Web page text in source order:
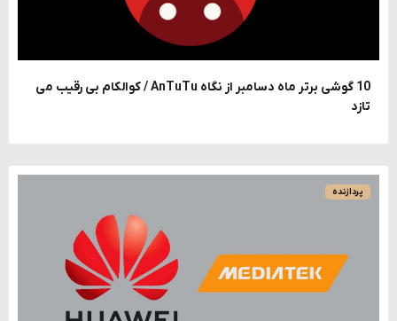
10 گوشی برتر ماه دسامبر از نگاه AnTuTu / کوالکام بی رقیب می
تازد
پردازنده